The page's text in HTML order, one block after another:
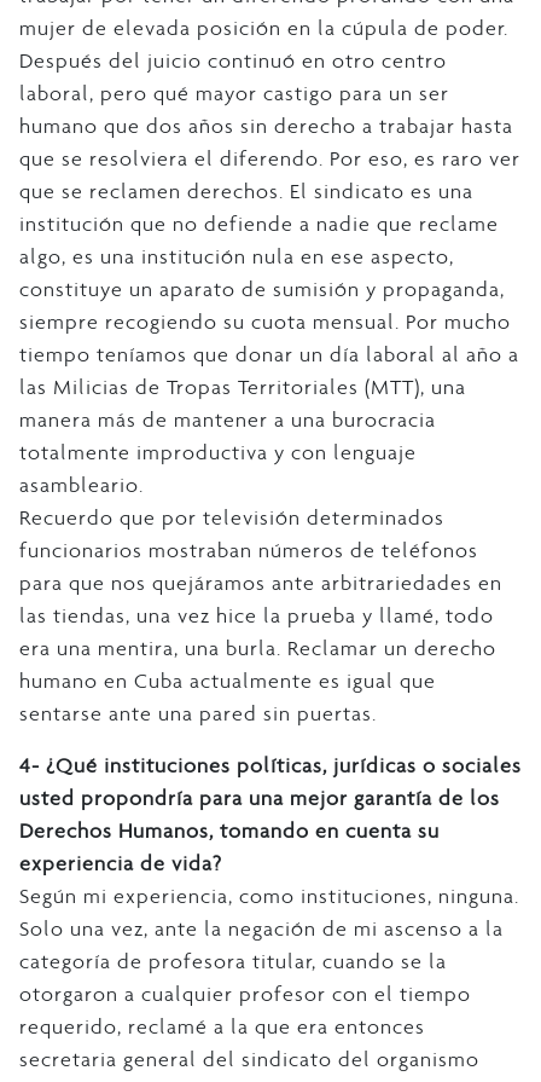
mujer de elevada posición en la cúpula de poder.
Después del juicio continuó en otro centro
laboral, pero qué mayor castigo para un ser
humano que dos años sin derecho a trabajar hasta
que se resolviera el diferendo. Por eso, es raro ver
que se reclamen derechos. El sindicato es una
institución que no defiende a nadie que reclame
algo, es una institución nula en ese aspecto,
constituye un aparato de sumisión y propaganda,
siempre recogiendo su cuota mensual. Por mucho
tiempo teníamos que donar un día laboral al año a
las Milicias de Tropas Territoriales (MTT), una
manera más de mantener a una burocracia
totalmente improductiva y con lenguaje
asambleario.
Recuerdo que por televisión determinados
funcionarios mostraban números de teléfonos
para que nos quejáramos ante arbitrariedades en
las tiendas, una vez hice la prueba y llamé, todo
era una mentira, una burla. Reclamar un derecho
humano en Cuba actualmente es igual que
sentarse ante una pared sin puertas.
4- ¿Qué instituciones políticas, jurídicas o sociales
usted propondría para una mejor garantía de los
Derechos Humanos, tomando en cuenta su
experiencia de vida?
Según mi experiencia, como instituciones, ninguna.
Solo una vez, ante la negación de mi ascenso a la
categoría de profesora titular, cuando se la
otorgaron a cualquier profesor con el tiempo
requerido, reclamé a la que era entonces
secretaria general del sindicato del organismo